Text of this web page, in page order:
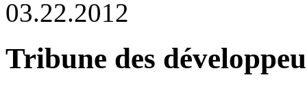
03.22.2012
Tribune des